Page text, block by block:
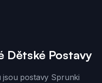
Dětské Postavy
jsou postavy Sprunki